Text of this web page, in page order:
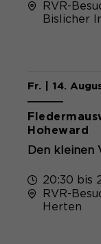
RVR-
Bislicher
Fr. | 14.
Hoheward
Den kleinen
20:30 bis
RVR-
Herten